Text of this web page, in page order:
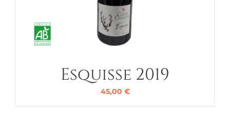
Esquisse 2019
45,00 €